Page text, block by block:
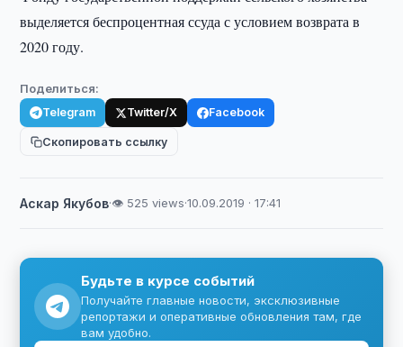
выделяется беспроцентная ссуда с условием возврата в
2020 году.
Поделиться:
Telegram Twitter/X Facebook
Скопировать ссылку
Аскар Якубов·👁 525 views·10.09.2019 · 17:41
Будьте в курсе событий
Получайте главные новости, эксклюзивные
репортажи и оперативные обновления там, где
вам удобно.